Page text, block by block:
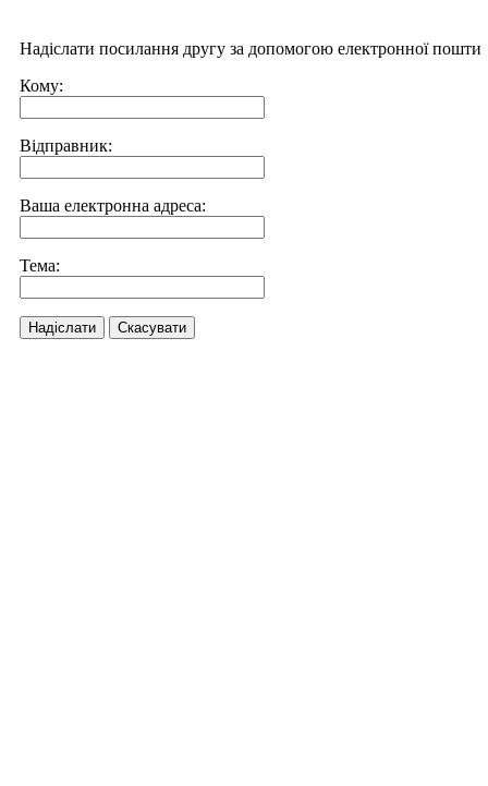
Надіслати посилання другу за допомогою електронної пошти
Кому:
Відправник:
Ваша електронна адреса:
Тема:
Надіслати Скасувати